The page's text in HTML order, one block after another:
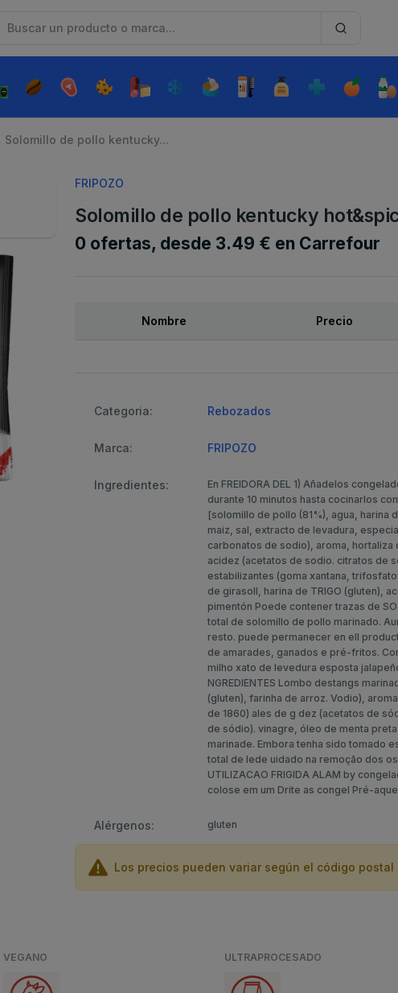
Solomillo de pollo kentucky...
FRIPOZO
Solomillo de pollo kentucky
0 ofertas, desde 3.49 € en Carrefour
Nombre Precio
Categoria: Rebozados
Marca: FRIPOZO
Ingredientes:
En FREIDORA DEL 1) Añadelos
durante 10 minutos hasta cocinarlos
[solomillo de pollo (81%), agua, harina
maiz, sal, extracto de levadura,
carbonatos de sodio), aroma,
acidez (acetatos de sodio. citratos de
estabilizantes (goma xantana,
de girasoll, harina de TRIGO (gluten),
pimentón Poede contener trazas de
total de solomillo de pollo marinado.
resto. puede permanecer en ell
de amarades, ganados e pré-fritos.
milho xato de levedura esposta
NGREDIENTES Lombo destangs
(gluten), farinha de arroz. Vodio),
de 1860) ales de g dez (acetatos de
de sódio). vinagre, óleo de menta
marinade. Embora tenha sido tomado
total de lede uidado na remoção dos
UTILIZACAO FRIGIDA ALAM by
colose em um Drite as congel Pré-
Alérgenos: gluten
Los precios pueden variar según el código postal
VEGANO ULTRAPROCESADO